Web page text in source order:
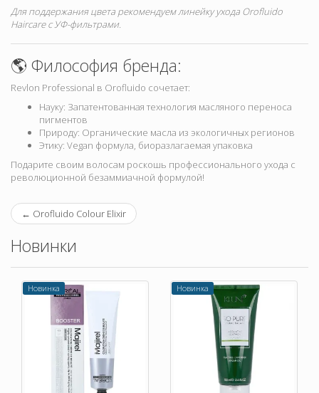
Для поддержания цвета рекомендуем линейку ухода Orofluido
Haircare с УФ-фильтрами.
🌎 Философия бренда:
Revlon Professional в Orofluido сочетает:
Науку: Запатентованная технология масляного переноса
пигментов
Природу: Органические масла из экологичных регионов
Этику: Vegan формула, биоразлагаемая упаковка
Подарите своим волосам роскошь профессионального ухода с
революционной безаммиачной формулой!
← Orofluido Colour Elixir
Новинки
Новинка Новинка